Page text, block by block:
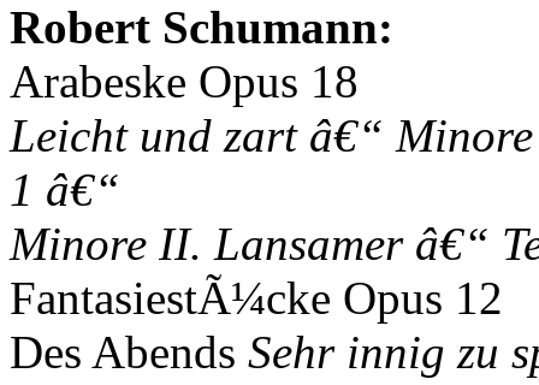
Robert Schumann:
Arabeske Opus 18
Leicht und zart â€“
1 â€“
Minore II. Lansamer â€“
FantasiestÃ¼cke Opus 12
Des Abends Sehr innig zu